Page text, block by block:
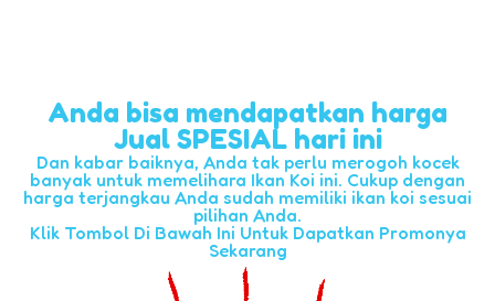
Anda bisa mendapatkan harga
Jual SPESIAL hari ini
Dan kabar baiknya, Anda tak perlu merogoh kocek
banyak untuk memelihara Ikan Koi ini. Cukup dengan
harga terjangkau Anda sudah memiliki ikan koi sesuai
pilihan Anda.
Klik Tombol Di Bawah Ini Untuk Dapatkan Promonya
Sekarang